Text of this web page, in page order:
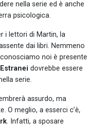
nella serie ed è anche
psicologica.
i lettori di Martin, la
dai libri. Nemmeno
noi è presente
dovrebbe essere
serie.
assurdo, ma
O meglio, a esserci c’è,
. Infatti, a sposare